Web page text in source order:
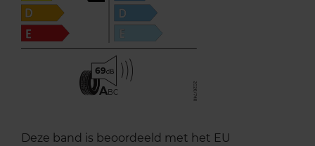
69
ABC
Deze band is beoordeeld met het EU